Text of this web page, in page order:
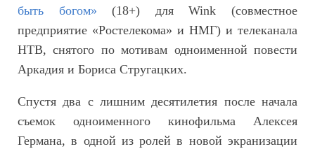
быть богом»
(18+) для Wink (совместное
предприятие «Ростелекома» и НМГ) и телеканала
НТВ, снятого по мотивам одноименной повести
Аркадия и Бориса Стругацких.
Спустя два с лишним десятилетия после начала
съемок одноименного кинофильма Алексея
Германа, в одной из ролей в новой экранизации